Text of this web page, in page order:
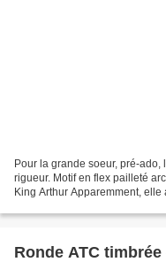
Pour la grande soeur, pré-
rigueur. Motif en flex pailleté
King Arthur Apparemment, elle
Ronde ATC